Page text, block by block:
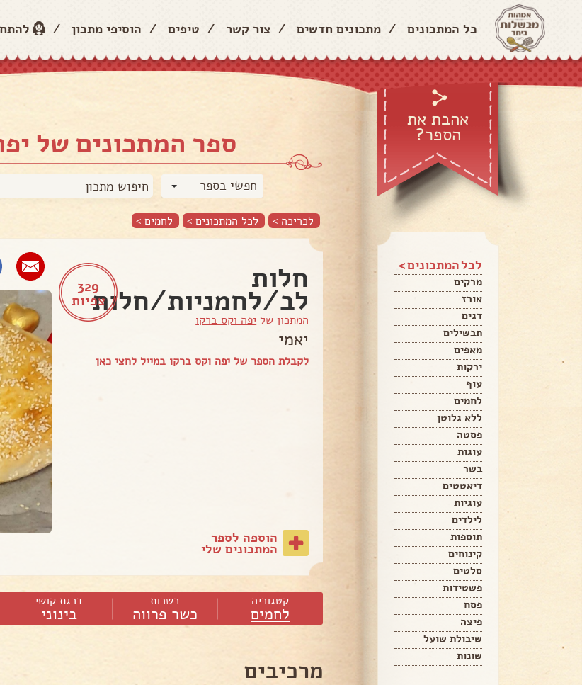
כל המתכונים / מתכונים חדשים / צור קשר / טיפים / הוסיפי מתכון /
אהבת את
הספר?
לכל המתכונים >
מרקים
אורז
דגים
תבשילים
מאפים
ירקות
עוף
לחמים
ללא גלוטן
פסטה
עוגות
בשר
דיאטטים
עוגיות
לילדים
תוספות
קינוחים
סלטים
פשטידות
פסח
פיצה
שיבולת שועל
שונות
ספר המתכונים של
חפשי בספר
לכריכה > לכל המתכונים > לחמים >
329
צפיות
חלות
לב/לחמניות/חלות
המתכון של יפה וקס ברקו
יאמי
לקבלת הספר של יפה וקס ברקו במייל לחצי כאן
הוספה לספר
המתכונים שלי
קטגוריה
לחמים
כשרות
כשר פרווה
דרגת קושי
בינוני
מרכיבים